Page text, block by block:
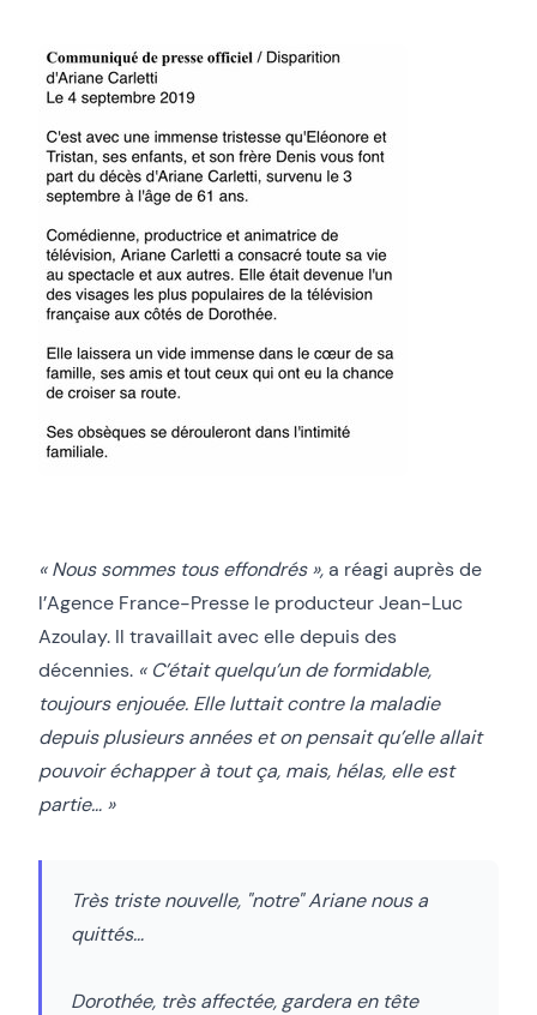
« Nous sommes tous effondrés »,a réagi auprès de
l’Agence France-Presse le producteur Jean-Luc
Azoulay. Il travaillait avec elle depuis des
décennies. « C’était quelqu’un de formidable,
toujours enjouée. Elle luttait contre la maladie
depuis plusieurs années et on pensait qu’elle allait
pouvoir échapper à tout ça, mais, hélas, elle est
partie… »
Très triste nouvelle, "notre" Ariane nous a
quittés…
Dorothée, très affectée, gardera en tête